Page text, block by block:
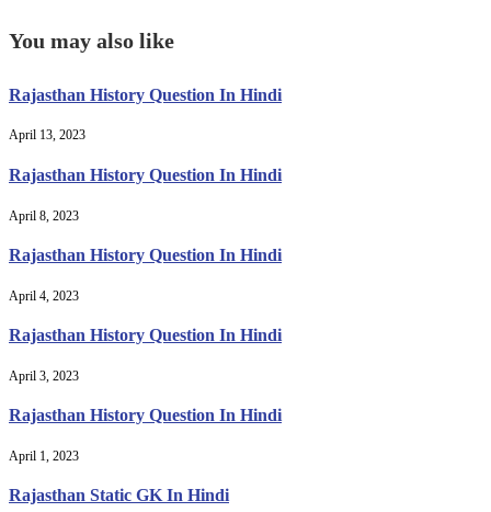
You may also like
Rajasthan History Question In Hindi
April 13, 2023
Rajasthan History Question In Hindi
April 8, 2023
Rajasthan History Question In Hindi
April 4, 2023
Rajasthan History Question In Hindi
April 3, 2023
Rajasthan History Question In Hindi
April 1, 2023
Rajasthan Static GK In Hindi